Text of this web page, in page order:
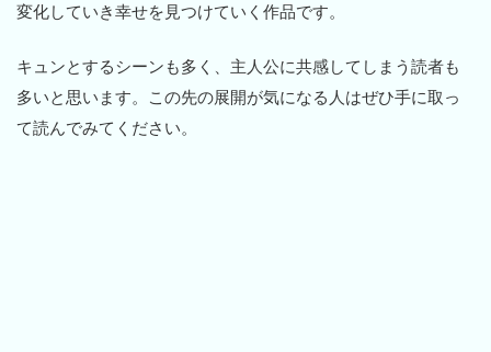
変化していき幸せを見つけていく作品です。
キュンとするシーンも多く、主人公に共感してしまう読者も
多いと思います。この先の展開が気になる人はぜひ手に取っ
て読んでみてください。